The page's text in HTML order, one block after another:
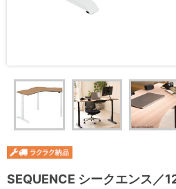
SEQUENCE シークエンス／